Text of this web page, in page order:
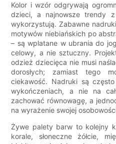
Kolor i wzór odgrywają
dzieci, a najnowsze trendy
wykorzystują. Zabawne
motywów niebiańskich po
– są wplatane w ubrania do
celowy, a nie sztuczny.
odzież dziecięca nie musi
dorosłych; zamiast tego
ciekawość. Nadruki są
wykończeniach, a nie na
zachować równowagę, a
na wyrażenie swojej
Żywe palety barw to kolejny
korale, słoneczne żółcie,